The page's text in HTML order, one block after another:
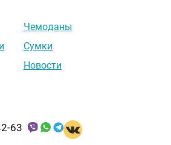
63
Чемоданы
Сумки
Новости